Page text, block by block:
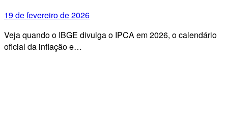
19 de fevereiro de 2026
Veja quando o IBGE divulga o IPCA em 2026, o calendário
oficial da inflação e…